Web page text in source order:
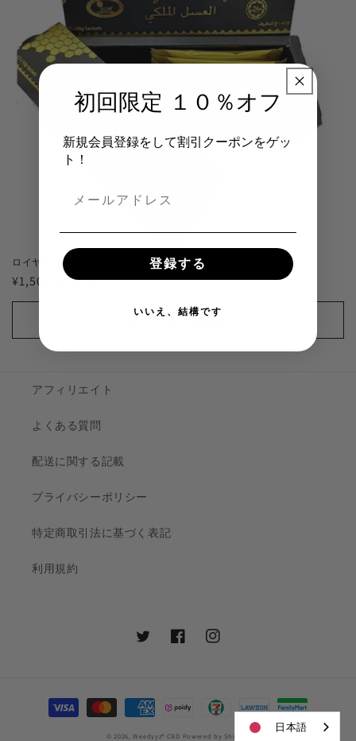
ロイヤルハニーVIP
通
常
格
¥1,500 JPYから
オプションを選択
アフィリエイト
よくある質問
配送に関する記載
プライバシーポリシー
特定商取引法に基づく表記
利用規約
TwitterFacebookInstagram
決
済
© 2026,Weedyyz®︎ CBD Powered by Shopify
日本語
初回限定 １０％オフ
新規会員登録をして割引クーポンをゲッ
ト！
登録する
いいえ、結構です